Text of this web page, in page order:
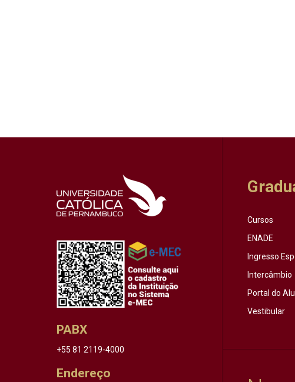
PABX
+55 81 2119-4000
Endereço
Cursos
ENADE
Ingresso
Intercâmbio
Portal do
Vestibular